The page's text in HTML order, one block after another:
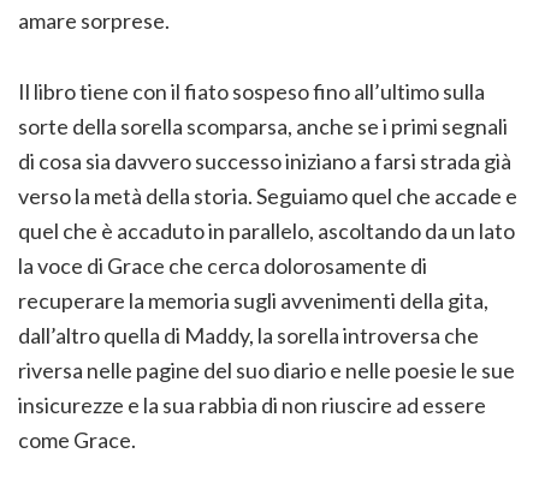
amare sorprese.
Il libro tiene con il fiato sospeso fino all’ultimo sulla
sorte della sorella scomparsa, anche se i primi segnali
di cosa sia davvero successo iniziano a farsi strada già
verso la metà della storia. Seguiamo quel che accade e
quel che è accaduto in parallelo, ascoltando da un lato
la voce di Grace che cerca dolorosamente di
recuperare la memoria sugli avvenimenti della gita,
dall’altro quella di Maddy, la sorella introversa che
riversa nelle pagine del suo diario e nelle poesie le sue
insicurezze e la sua rabbia di non riuscire ad essere
come Grace.